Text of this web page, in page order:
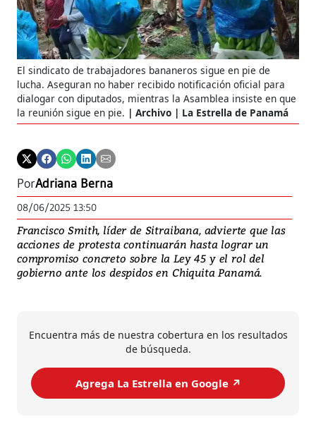
El sindicato de trabajadores bananeros sigue en pie de
lucha. Aseguran no haber recibido notificación oficial para
dialogar con diputados, mientras la Asamblea insiste en que
la reunión sigue en pie.
Archivo | La Estrella de Panamá
PorAdriana Berna
08/06/2025 13:50
Francisco Smith, líder de Sitraibana, advierte que las
acciones de protesta continuarán hasta lograr un
compromiso concreto sobre la Ley 45 y el rol del
gobierno ante los despidos en Chiquita Panamá.
Encuentra más de nuestra cobertura en los resultados
de búsqueda.
Agrega La Estrella en Google ↗️